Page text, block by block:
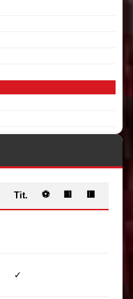
Tit. ⚽ 🟨 🟥
✓